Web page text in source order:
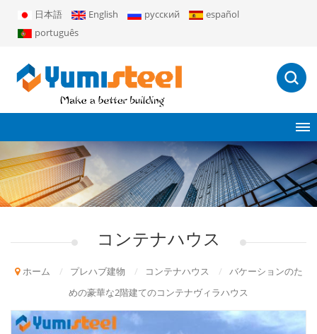
日本語 English русский
español
português
コンテナハウス
ホーム / プレハブ建物 / コンテナハウス /
バケーションのた
めの豪華な2階建てのコンテナヴィラハウス